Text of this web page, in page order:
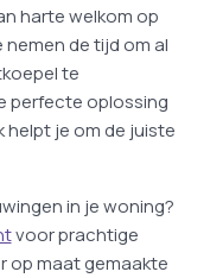
harte welkom op
de tijd om al
te
perfecte oplossing
helpt je om de juiste
in je woning?
voor prachtige
op maat gemaakte